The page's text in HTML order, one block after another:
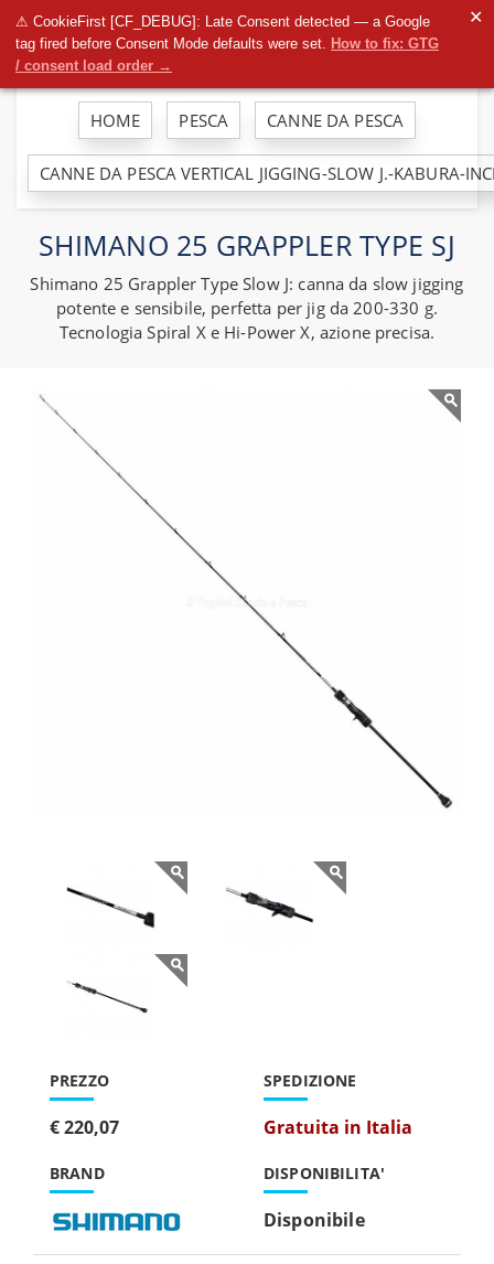
⚠ CookieFirst [CF_DEBUG]: Late Consent detected — a Google
tag fired before Consent Mode defaults were set. How to fix: GTG
/ consent load order →
✕
HOME PESCA CANNE DA PESCA
CANNE DA PESCA VERTICAL JIGGING-SLOW J.-KABURA-
SHIMANO 25 GRAPPLER TYPE SJ
Shimano 25 Grappler Type Slow J: canna da slow jigging
potente e sensibile, perfetta per jig da 200-330 g.
Tecnologia Spiral X e Hi-Power X, azione precisa.
PREZZO
€ 220,07
BRAND
SPEDIZIONE
Gratuita in Italia
DISPONIBILITA'
Disponibile